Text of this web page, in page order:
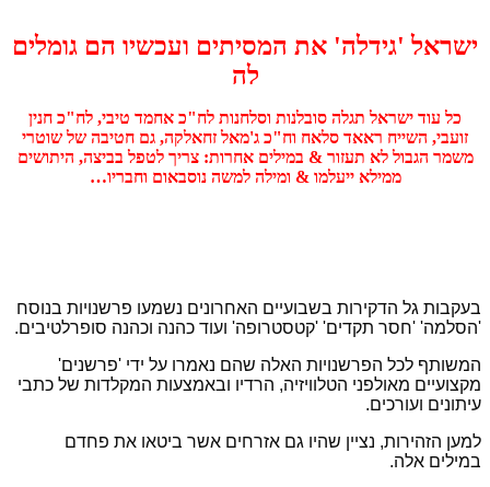
ישראל 'גידלה' את המסיתים ועכשיו הם גומלים
לה
כל עוד ישראל תגלה סובלנות וסלחנות לח"כ אחמד טיבי, לח"כ חנין
זועבי, השייח ראאד סלאח וח"כ ג'מאל זחאלקה, גם חטיבה של שוטרי
משמר הגבול לא תעזור & במילים אחרות: צריך לטפל בביצה, היתושים
ממילא ייעלמו & ומילה למשה נוסבאום וחבריו…
בעקבות גל הדקירות בשבועיים האחרונים נשמעו פרשנויות בנוסח
'הסלמה' 'חסר תקדים' 'קטסטרופה' ועוד כהנה וכהנה סופרלטיבים.
המשותף לכל הפרשנויות האלה שהם נאמרו על ידי 'פרשנים'
מקצועיים מאולפני הטלוויזיה, הרדיו ובאמצעות המקלדות של כתבי
עיתונים ועורכים.
למען הזהירות, נציין שהיו גם אזרחים אשר ביטאו את פחדם
במילים אלה.